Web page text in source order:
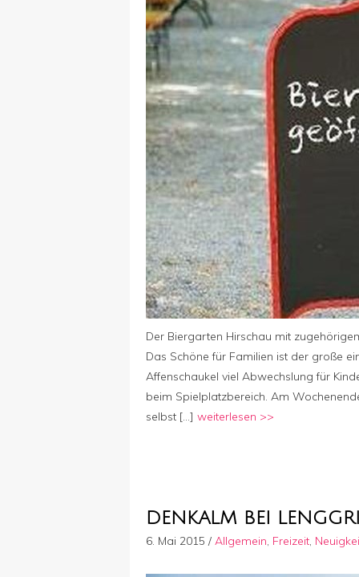
Der Biergarten Hirschau mit
Das Schöne für Familien ist der große
Affenschaukel viel Abwechslung für
beim Spielplatzbereich. Am
selbst […] weiterlesen >>
DENKALM BEI
6. Mai 2015 / Allgemein, Freizeit,